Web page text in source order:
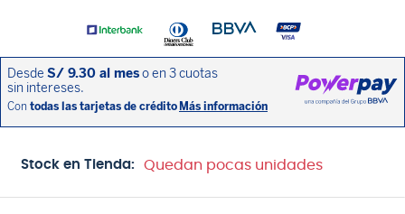
Stock en Tienda: Quedan pocas unidades